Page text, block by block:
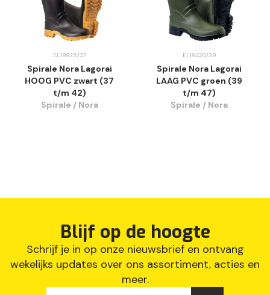
EL19925/37
Spirale Nora Lagorai
HOOG PVC zwart (37
t/m 42)
Spirale / Nora
EL19420/39
Spirale Nora Lagorai
LAAG PVC groen (39
t/m 47)
Spirale / Nora
Blijf op de hoogte
Schrijf je in op onze nieuwsbrief en ontvang
wekelijks updates over ons assortiment, acties en
meer.